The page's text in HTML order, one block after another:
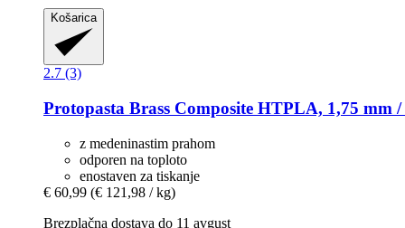
Košarica
2.7 (3)
Protopasta Brass Composite HTPLA, 1,75 mm /
z medeninastim prahom
odporen na toploto
enostaven za tiskanje
€ 60,99 (€ 121,98 / kg)
Brezplačna dostava do 11 avgust